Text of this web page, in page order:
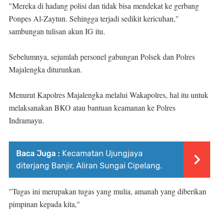
"Mereka di hadang polisi dan tidak bisa mendekat ke gerbang
Ponpes Al-Zaytun. Sehingga terjadi sedikit kericuhan,"
sambungan tulisan akun IG itu.
Sebelumnya, sejumlah personel gabungan Polsek dan Polres
Majalengka diturunkan.
Menurut Kapolres Majalengka melalui Wakapolres, hal itu untuk
melaksanakan BKO atau bantuan keamanan ke Polres
Indramayu.
Baca Juga : Kecamatan Ujungjaya
diterjang Banjir, Aliran Sungai Cipelang.
"Tugas ini merupakan tugas yang mulia, amanah yang diberikan
pimpinan kepada kita,"